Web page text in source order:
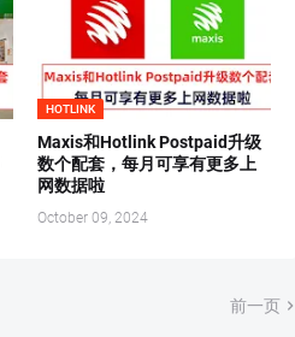
HOTLINK
Maxis和Hotlink Postpaid升级
数个配套，每月可享有更多上
网数据啦
October 09, 2024
前一页